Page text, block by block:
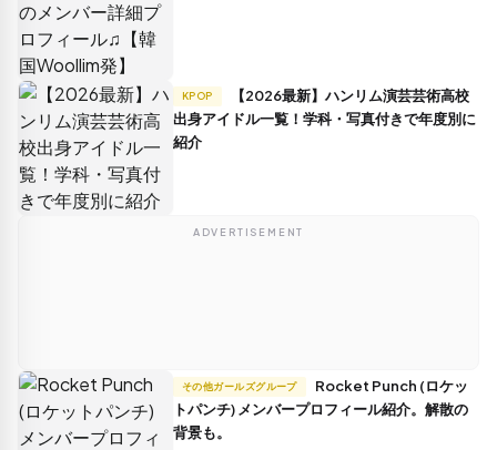
KPOP
出身アイドル一覧！学科・写真付きで年度別に
紹介
ADVERTISEMENT
その他ガールズグループ
トパンチ) メンバープロフィール紹介。解散の
背景も。